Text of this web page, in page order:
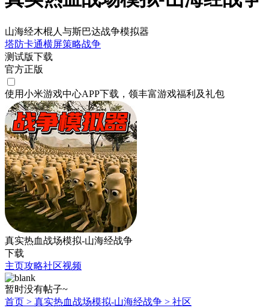
山海经木棍人与斯巴达战争模拟器
塔防卡通横屏策略战争
测试版下载
官方正版
使用小米游戏中心APP下载 ，领丰富游戏福利 及礼包
真实热血战场模拟-山海经战争
下载
主页攻略社区视频
暂时没有帖子~
首页 > 真实热血战场模拟-山海经战争 > 社区